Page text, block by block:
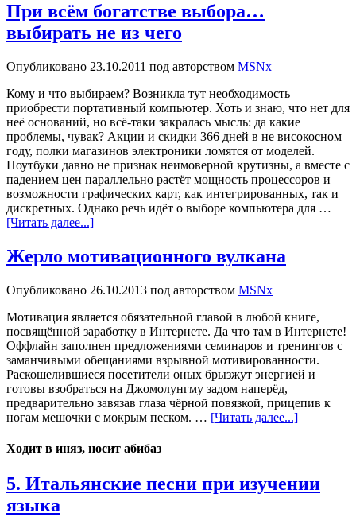
При всём богатстве выбора…
выбирать не из чего
Опубликовано 23.10.2011 под авторством MSNx
Кому и что выбираем? Возникла тут необходимость
приобрести портативный компьютер. Хоть и знаю, что нет для
неё оснований, но всё-таки закралась мысль: да какие
проблемы, чувак? Акции и скидки 366 дней в не високосном
году, полки магазинов электроники ломятся от моделей.
Ноутбуки давно не признак неимоверной крутизны, а вместе с
падением цен параллельно растёт мощность процессоров и
возможности графических карт, как интегрированных, так и
дискретных. Однако речь идёт о выборе компьютера для …
[Читать далее...]
Жерло мотивационного вулкана
Опубликовано 26.10.2013 под авторством MSNx
Мотивация является обязательной главой в любой книге,
посвящённой заработку в Интернете. Да что там в Интернете!
Оффлайн заполнен предложениями семинаров и тренингов с
заманчивыми обещаниями взрывной мотивированности.
Раскошелившиеся посетители оных брызжут энергией и
готовы взобраться на Джомолунгму задом наперёд,
предварительно завязав глаза чёрной повязкой, прицепив к
ногам мешочки с мокрым песком. … [Читать далее...]
Ходит в иняз, носит абибаз
5. Итальянские песни при изучении
языка